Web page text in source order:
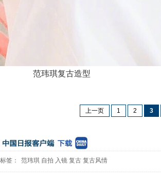
范玮琪复古造型
上一页 1 2 3
标签： 范玮琪 自拍 入镜 复古 复古风情